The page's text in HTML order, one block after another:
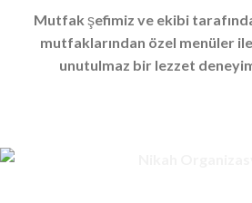
Mutfak şefimiz ve ekibi
mutfaklarından özel menüler
unutulmaz bir lezzet